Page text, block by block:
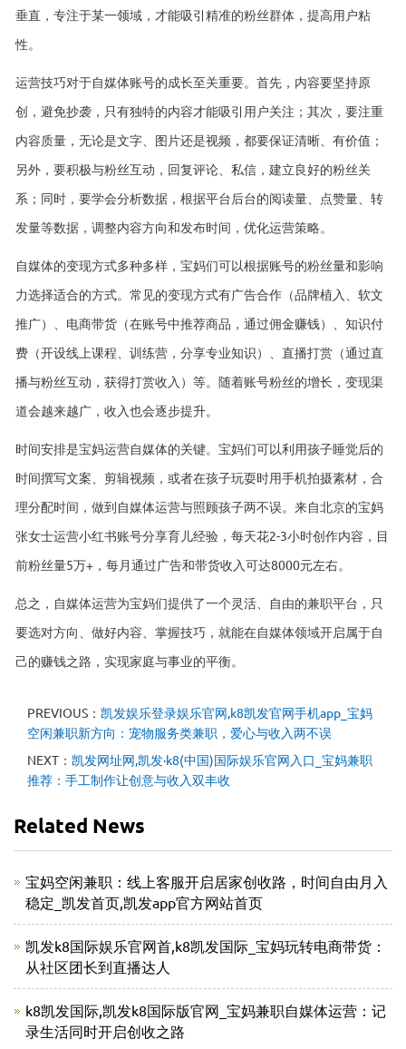
垂直，专注于某一领域，才能吸引精准的粉丝群体，提高用户粘
性。
运营技巧对于自媒体账号的成长至关重要。首先，内容要坚持原
创，避免抄袭，只有独特的内容才能吸引用户关注；其次，要注重
内容质量，无论是文字、图片还是视频，都要保证清晰、有价值；
另外，要积极与粉丝互动，回复评论、私信，建立良好的粉丝关
系；同时，要学会分析数据，根据平台后台的阅读量、点赞量、转
发量等数据，调整内容方向和发布时间，优化运营策略。
自媒体的变现方式多种多样，宝妈们可以根据账号的粉丝量和影响
力选择适合的方式。常见的变现方式有广告合作（品牌植入、软文
推广）、电商带货（在账号中推荐商品，通过佣金赚钱）、知识付
费（开设线上课程、训练营，分享专业知识）、直播打赏（通过直
播与粉丝互动，获得打赏收入）等。随着账号粉丝的增长，变现渠
道会越来越广，收入也会逐步提升。
时间安排是宝妈运营自媒体的关键。宝妈们可以利用孩子睡觉后的
时间撰写文案、剪辑视频，或者在孩子玩耍时用手机拍摄素材，合
理分配时间，做到自媒体运营与照顾孩子两不误。来自北京的宝妈
张女士运营小红书账号分享育儿经验，每天花2-3小时创作内容，目
前粉丝量5万+，每月通过广告和带货收入可达8000元左右。
总之，自媒体运营为宝妈们提供了一个灵活、自由的兼职平台，只
要选对方向、做好内容、掌握技巧，就能在自媒体领域开启属于自
己的赚钱之路，实现家庭与事业的平衡。
PREVIOUS： 凯发娱乐登录娱乐官网,k8凯发官网手机app_宝妈
空闲兼职新方向：宠物服务类兼职，爱心与收入两不误
NEXT： 凯发网址网,凯发·k8(中国)国际娱乐官网入口_宝妈兼职
推荐：手工制作让创意与收入双丰收
Related News
宝妈空闲兼职：线上客服开启居家创收路，时间自由月入
稳定_凯发首页,凯发app官方网站首页
凯发k8国际娱乐官网首,k8凯发国际_宝妈玩转电商带货：
从社区团长到直播达人
k8凯发国际,凯发k8国际版官网_宝妈兼职自媒体运营：记
录生活同时开启创收之路